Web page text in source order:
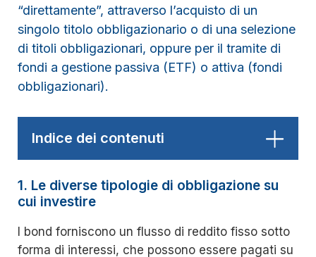
“direttamente”, attraverso l’acquisto di un
singolo titolo obbligazionario o di una selezione
di titoli obbligazionari, oppure per il tramite di
fondi a gestione passiva (ETF) o attiva (fondi
obbligazionari).
Indice dei contenuti
investire
1. Le diverse tipologie di obbligazione su
cui investire
I bond forniscono un flusso di reddito fisso sotto
forma di interessi, che possono essere pagati su